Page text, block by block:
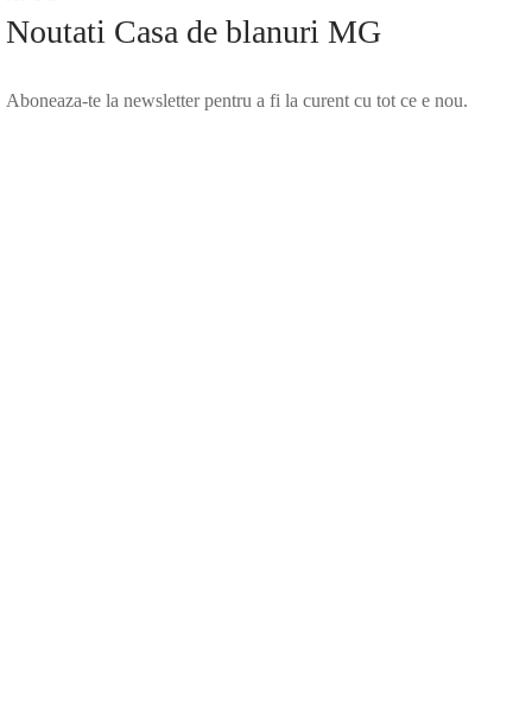
Noutati Casa de blanuri MG
Aboneaza-te la newsletter pentru a fi la curent cu tot ce e nou.